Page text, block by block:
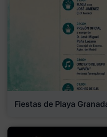
Fiestas de Playa